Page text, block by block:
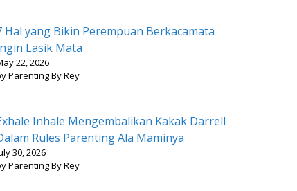
Hal yang Bikin Perempuan Berkacamata
Lasik Mata
22, 2026
Parenting By Rey
Inhale Mengembalikan Kakak Darrell
Rules Parenting Ala Maminya
30, 2026
Parenting By Rey